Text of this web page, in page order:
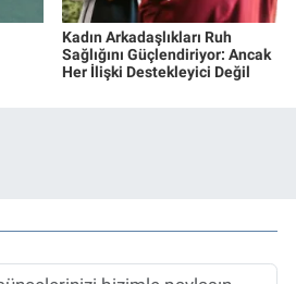
Kadın Arkadaşlıkları Ruh
Sağlığını Güçlendiriyor: Ancak
Her İlişki Destekleyici Değil